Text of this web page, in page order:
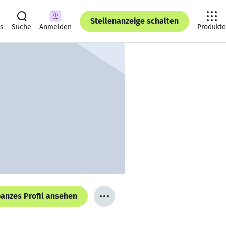
Suche Anmelden
Stellenanzeige schalten
Produkte
Profil ansehen